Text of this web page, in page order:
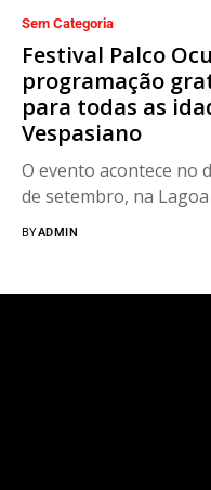
Sem Categoria
Festival Palco
programação
para todas as
Vespasiano
O evento acontece no
de setembro, na
BYADMIN